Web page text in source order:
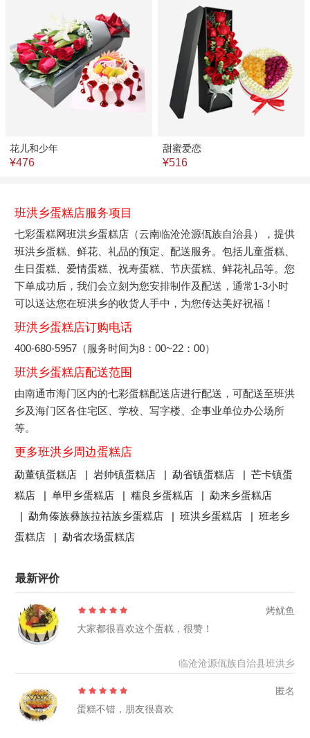
花儿和少年
¥476
甜蜜爱恋
¥516
班洪乡蛋糕店服务项目
七彩蛋糕网班洪乡蛋糕店（云南临沧沧源佤族自治县），提供
班洪乡蛋糕、鲜花、礼品的预定、配送服务。包括儿童蛋糕、
生日蛋糕、爱情蛋糕、祝寿蛋糕、节庆蛋糕、鲜花礼品等。您
下单成功后，我们会立刻为您安排制作及配送，通常1-3小时
可以送达您在班洪乡的收货人手中，为您传达美好祝福！
班洪乡蛋糕店订购电话
400-680-5957（服务时间为8：00~22：00）
班洪乡蛋糕店配送范围
由南通市海门区内的七彩蛋糕配送店进行配送，可配送至班洪
乡及海门区各住宅区、学校、写字楼、企事业单位办公场所
等。
更多班洪乡周边蛋糕店
勐董镇蛋糕店 |岩帅镇蛋糕店 |勐省镇蛋糕店 |芒卡镇蛋
糕店 |单甲乡蛋糕店 |糯良乡蛋糕店 |勐来乡蛋糕店
|勐角傣族彝族拉祜族乡蛋糕店 |班洪乡蛋糕店 |班老乡
蛋糕店 |勐省农场蛋糕店
最新评价
烤鱿鱼
大家都很喜欢这个蛋糕，很赞！
临沧沧源佤族自治县班洪乡
匿名
蛋糕不错，朋友很喜欢